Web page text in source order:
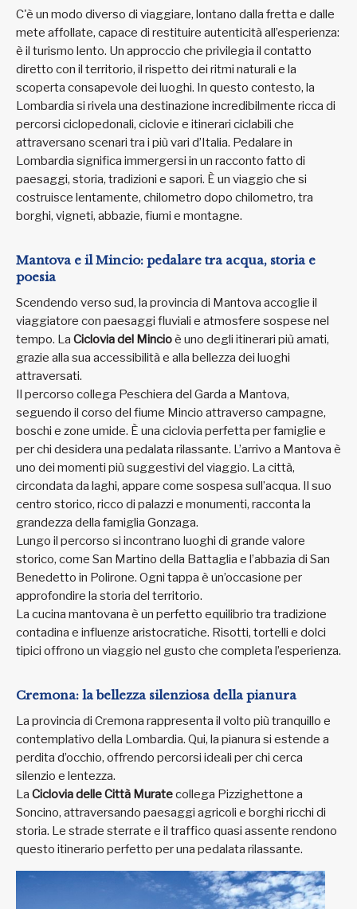
C'è un modo diverso di viaggiare, lontano dalla fretta e dalle
mete affollate, capace di restituire autenticità all’esperienza:
è il turismo lento. Un approccio che privilegia il contatto
diretto con il territorio, il rispetto dei ritmi naturali e la
scoperta consapevole dei luoghi. In questo contesto, la
Lombardia si rivela una destinazione incredibilmente ricca di
percorsi ciclopedonali, ciclovie e itinerari ciclabili che
attraversano scenari tra i più vari d’Italia. Pedalare in
Lombardia significa immergersi in un racconto fatto di
paesaggi, storia, tradizioni e sapori. È un viaggio che si
costruisce lentamente, chilometro dopo chilometro, tra
borghi, vigneti, abbazie, fiumi e montagne.
Mantova e il Mincio: pedalare tra acqua, storia e
poesia
Scendendo verso sud, la provincia di Mantova accoglie il
viaggiatore con paesaggi fluviali e atmosfere sospese nel
tempo. La Ciclovia del Mincioè uno degli itinerari più amati,
grazie alla sua accessibilità e alla bellezza dei luoghi
attraversati.
Il percorso collega Peschiera del Garda a Mantova,
seguendo il corso del fiume Mincio attraverso campagne,
boschi e zone umide. È una ciclovia perfetta per famiglie e
per chi desidera una pedalata rilassante. L’arrivo a Mantova è
uno dei momenti più suggestivi del viaggio. La città,
circondata da laghi, appare come sospesa sull’acqua. Il suo
centro storico, ricco di palazzi e monumenti, racconta la
grandezza della famiglia Gonzaga.
Lungo il percorso si incontrano luoghi di grande valore
storico, come San Martino della Battaglia e l’abbazia di San
Benedetto in Polirone. Ogni tappa è un’occasione per
approfondire la storia del territorio.
La cucina mantovana è un perfetto equilibrio tra tradizione
contadina e influenze aristocratiche. Risotti, tortelli e dolci
tipici offrono un viaggio nel gusto che completa l’esperienza.
Cremona: la bellezza silenziosa della pianura
La provincia di Cremona rappresenta il volto più tranquillo e
contemplativo della Lombardia. Qui, la pianura si estende a
perdita d’occhio, offrendo percorsi ideali per chi cerca
silenzio e lentezza.
La Ciclovia delle Città Muratecollega Pizzighettone a
Soncino, attraversando paesaggi agricoli e borghi ricchi di
storia. Le strade sterrate e il traffico quasi assente rendono
questo itinerario perfetto per una pedalata rilassante.